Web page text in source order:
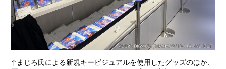
↑まじろ氏による新規キービジュアルを使用したグッズのほか、